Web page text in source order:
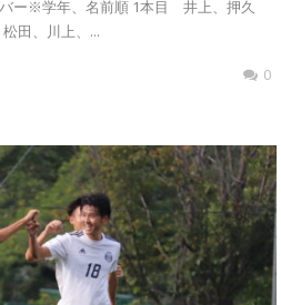
ー※学年、名前順 1本目 井上、押久
田、川上、...
0